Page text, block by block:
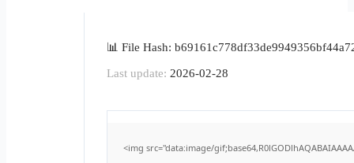
📊 File Hash:
Last update: 2026-02-28
<img src="data:image/